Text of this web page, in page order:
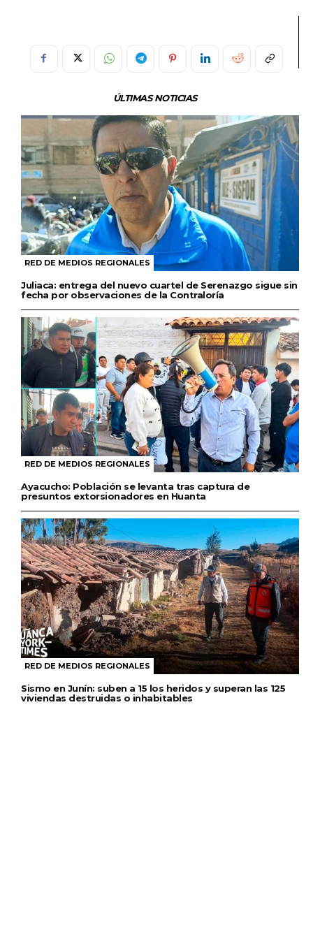
ÚLTIMAS NOTICIAS
RED DE MEDIOS REGIONALES
Juliaca: entrega del nuevo cuartel de Serenazgo sigue sin
fecha por observaciones de la Contraloría
RED DE MEDIOS REGIONALES
Ayacucho: Población se levanta tras captura de
presuntos extorsionadores en Huanta
RED DE MEDIOS REGIONALES
Sismo en Junín: suben a 15 los heridos y superan las 125
viviendas destruidas o inhabitables